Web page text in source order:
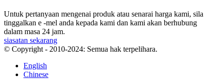
Untuk pertanyaan mengenai produk atau senarai harga kami, sila
tinggalkan e -mel anda kepada kami dan kami akan berhubung
dalam masa 24 jam.
siasatan sekarang
© Copyright - 2010-2024: Semua hak terpelihara.
English
Chinese